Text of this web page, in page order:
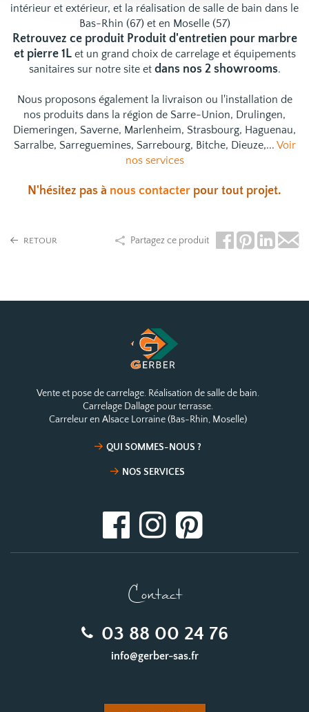
intérieur et extérieur, et la réalisation de salle de bain dans le
Bas-Rhin (67) et en Moselle (57)
Retrouvez ce produit Produit d'entretien pour marbre
et pierre 1Let un grand choix de carrelageet équipements
sanitairessur notre site et dans nos 2 showrooms.
Nous proposons également la livraison ou l'installation de
nos produits dans la région de Sarre-Union, Drulingen,
Diemeringen, Saverne, Marlenheim, Strasbourg, Haguenau,
Sarralbe, Sarreguemines, Sarrebourg, Bitche, Dieuze,... Voir
nos services
N'hésitez pas à nous contacter pour tout projet.
RETOUR Partagez ce produit
Vente et pose de carrelage. Réalisation de salle de bain.
Carrelage Dallage pour terrasse.
Carreleur en Alsace Lorraine (Bas-Rhin, Moselle)
QUI SOMMES-NOUS ?
NOS SERVICES
Contact
03 88 00 24 76
info@gerber-sas.fr